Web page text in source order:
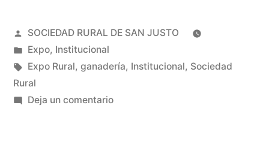
SOCIEDAD RURAL DE SAN JUSTO
Expo, Institucional
Expo Rural, ganadería, Institucional, Sociedad
Rural
Deja un comentario